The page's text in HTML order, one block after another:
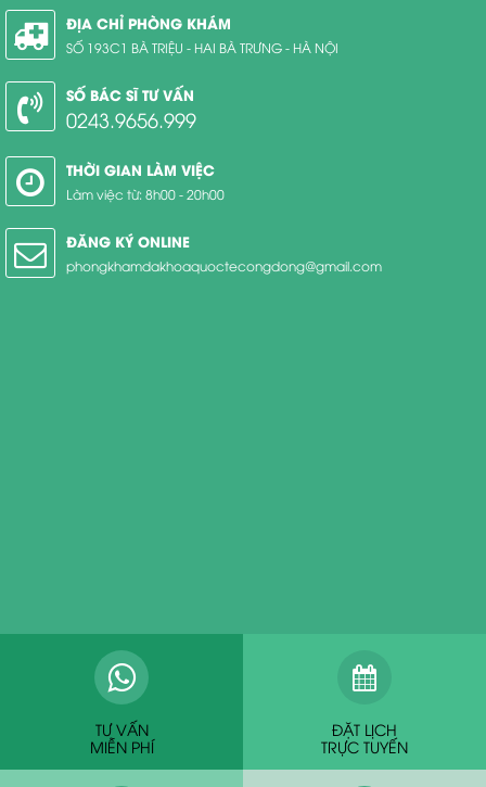
ĐỊA CHỈ PHÒNG KHÁM
SỐ 193C1 BÀ TRIỆU - HAI BÀ TRƯNG - HÀ NỘI
SỐ BÁC SĨ TƯ VẤN
0243.9656.999
THỜI GIAN LÀM VIỆC
Làm việc từ: 8h00 - 20h00
ĐĂNG KÝ ONLINE
phongkhamdakhoaquoctecongdong@gmail.com
TƯ VẤN
MIỄN PHÍ
ĐẶT LỊCH
TRỰC TUYẾN